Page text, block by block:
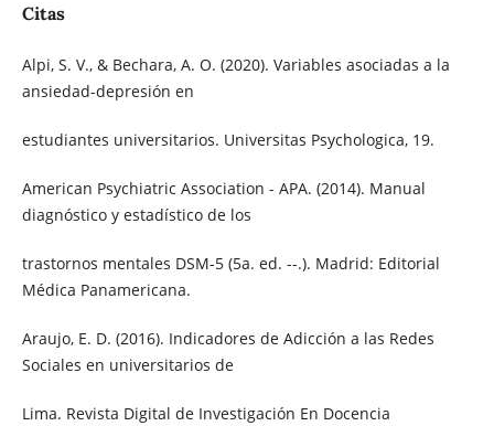
Citas
Alpi, S. V., & Bechara, A. O. (2020). Variables asociadas a la
ansiedad-depresión en
estudiantes universitarios. Universitas Psychologica, 19.
American Psychiatric Association - APA. (2014). Manual
diagnóstico y estadístico de los
trastornos mentales DSM-5 (5a. ed. --.). Madrid: Editorial
Médica Panamericana.
Araujo, E. D. (2016). Indicadores de Adicción a las Redes
Sociales en universitarios de
Lima. Revista Digital de Investigación En Docencia